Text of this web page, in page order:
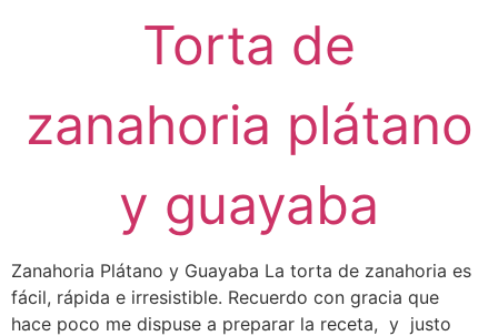
Torta de
zanahoria plátano
y guayaba
Zanahoria Plátano y Guayaba La torta de zanahoria es
fácil, rápida e irresistible. Recuerdo con gracia que
hace poco me dispuse a preparar la receta, y justo